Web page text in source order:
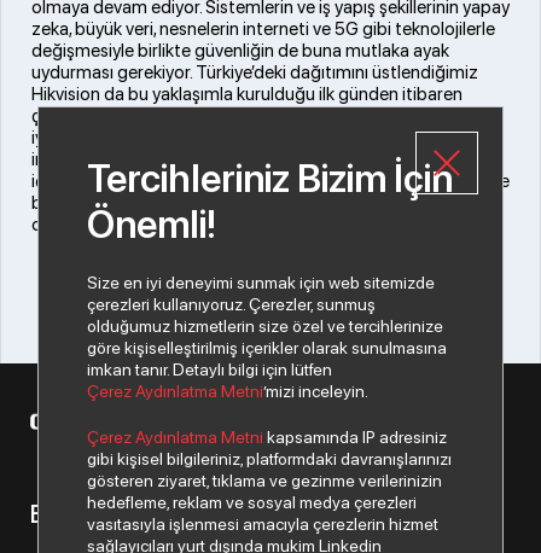
olmaya devam ediyor. Sistemlerin ve iş yapış şekillerinin yapay
zeka, büyük veri, nesnelerin interneti ve 5G gibi teknolojilerle
değişmesiyle birlikte güvenliğin de buna mutlaka ayak
uydurması gerekiyor. Türkiye’deki dağıtımını üstlendiğimiz
Hikvision da bu yaklaşımla kurulduğu ilk günden itibaren
çözümlerini teknoloji dünyasındaki gelişmelerden güç alarak
iyileştiriyor ve bu sayede kullanıcılarına üstün ve akıllı güvenlik
imkanları sağlıyor. Despec AŞ olarak biz de kalite ve güvenlik
için tasarlanan ürünleri sayesinde pazar lideri olan Hikvision ile
birlikte büyüyerek, tüketici tarafında güçlü oyunculardan biri
olmaya devam edeceğiz.”
Bizden haberiniz olsun.
Tercihleriniz Bizim İçin
Önemli!
Size en iyi deneyimi sunmak için web sitemizde
çerezleri kullanıyoruz. Çerezler, sunmuş
olduğumuz hizmetlerin size özel ve tercihlerinize
göre kişiselleştirilmiş içerikler olarak sunulmasına
imkan tanır. Detaylı bilgi için lütfen
Çerez Aydınlatma Metni’mizi inceleyin.
Çerez Aydınlatma Metni kapsamında IP adresiniz
gibi kişisel bilgileriniz, platformdaki davranışlarınızı
gösteren ziyaret, tıklama ve gezinme verilerinizin
hedefleme, reklam ve sosyal medya çerezleri
vasıtasıyla işlenmesi amacıyla çerezlerin hizmet
sağlayıcıları yurt dışında mukim Linkedin